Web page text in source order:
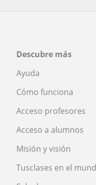
Descubre más
Ayuda
Cómo funciona
Acceso profesores
Acceso a alumnos
Misión y visión
Tusclases en el